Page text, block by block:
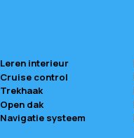
Leren interieur
Cruise control
Trekhaak
Open dak
Navigatie systeem